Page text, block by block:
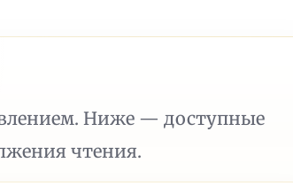
Ниже — доступные
чтения.